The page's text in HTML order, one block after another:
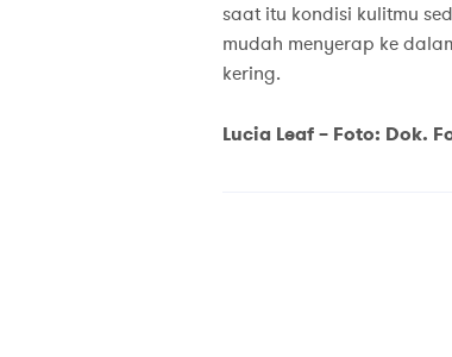
saat itu kondisi kulitmu
mudah menyerap ke
kering.
Lucia Leaf – Foto: Dok.